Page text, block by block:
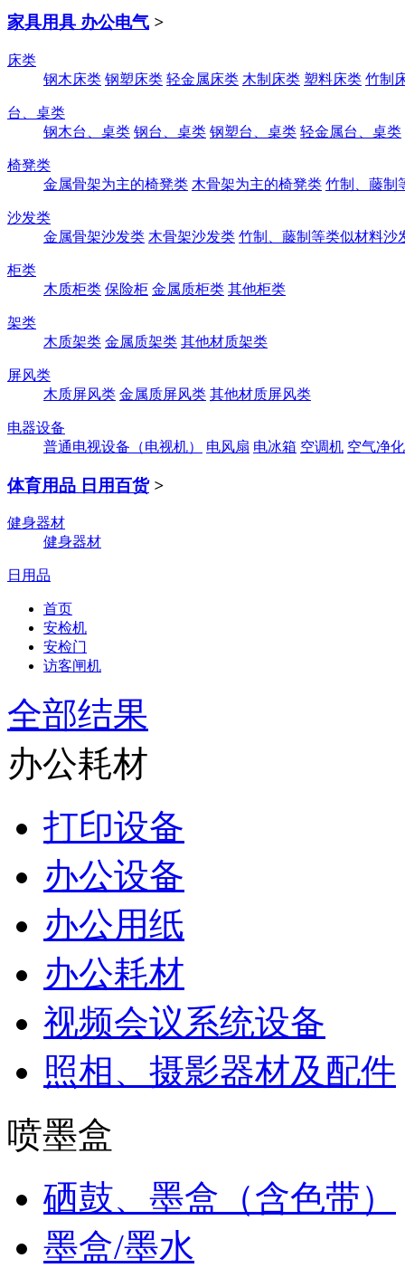
家具用具 办公电气 >
床类
钢木床类 钢塑床类 轻金属床类 木制床类 塑料床类 竹制
台、桌类
钢木台、桌类 钢台、桌类 钢塑台、桌类 轻金属台、桌类
椅凳类
金属骨架为主的椅凳类 木骨架为主的椅凳类 竹制、藤制
沙发类
金属骨架沙发类 木骨架沙发类 竹制、藤制等类似材料沙
柜类
木质柜类 保险柜 金属质柜类 其他柜类
架类
木质架类 金属质架类 其他材质架类
屏风类
木质屏风类 金属质屏风类 其他材质屏风类
电器设备
普通电视设备（电视机）
电风扇 电冰箱 空调机 空气净
体育用品 日用百货 >
健身器材
健身器材
日用品
首页
安检机
安检门
访客闸机
全部结果
办公耗材
打印设备
办公设备
办公用纸
办公耗材
视频会议系统设备
照相、摄影器材及配件
喷墨盒
硒鼓、墨盒（含色带）
墨盒/墨水